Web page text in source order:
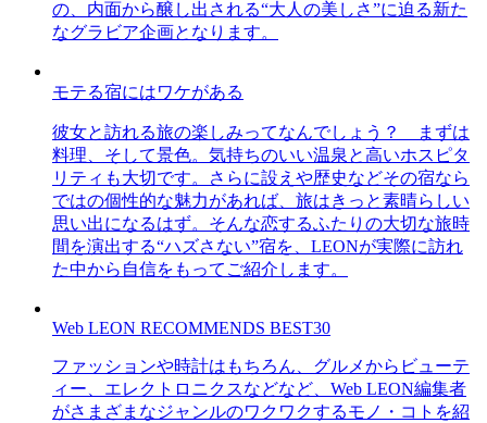
の、内面から醸し出される“大人の美しさ”に迫る新た
なグラビア企画となります。
モテる宿にはワケがある
彼女と訪れる旅の楽しみってなんでしょう？ まずは
料理、そして景色。気持ちのいい温泉と高いホスピタ
リティも大切です。さらに設えや歴史などその宿なら
ではの個性的な魅力があれば、旅はきっと素晴らしい
思い出になるはず。そんな恋するふたりの大切な旅時
間を演出する“ハズさない”宿を、LEONが実際に訪れ
た中から自信をもってご紹介します。
Web LEON RECOMMENDS BEST30
ファッションや時計はもちろん、グルメからビューテ
ィー、エレクトロニクスなどなど、Web LEON編集者
がさまざまなジャンルのワクワクするモノ・コトを紹